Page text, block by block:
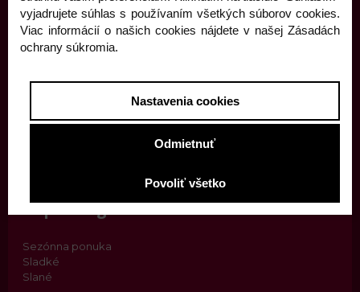
Námestie Andreja Hlinku 5
objednavky@finza.sk
Top kategórie
Sezónna ponuka
Sladké
Slané
vyjadrujete súhlas s používaním všetkých súborov cookies.
Viac informácií o našich cookies nájdete v našej Zásadách
ochrany súkromia.
Nastavenia cookies
Odmietnuť
Povoliť všetko